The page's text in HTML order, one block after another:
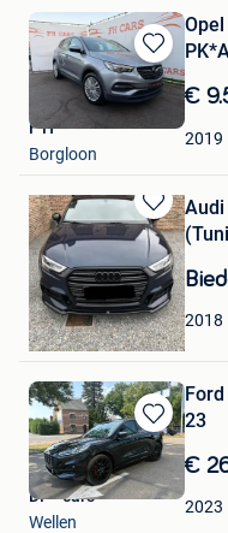
Bewaren
in
Mijn
Favorieten
€
2019
F H
Borgloon
Bewaren
in
Mijn
Favorieten
Audi
2018
Tatjana
Borgloon
Bewaren
in
Mijn
Favorieten
23
€
2023
DF - cars
Wellen